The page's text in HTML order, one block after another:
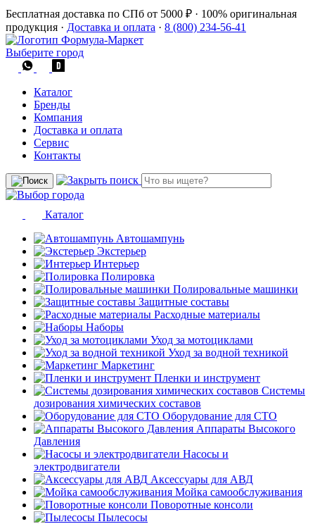
Бесплатная доставка по СПб от 5000 ₽ · 100% оригинальная
продукция · Доставка и оплата · 8 (800) 234-56-41
Выберите город
Каталог
Бренды
Компания
Доставка и оплата
Сервис
Контакты
Каталог
Автошампунь
Экстерьер
Интерьер
Полировка
Полировальные машинки
Защитные составы
Расходные материалы
Наборы
Уход за мотоциклами
Уход за водной техникой
Маркетинг
Пленки и инструмент
Системы
дозирования химических составов
Оборудование для СТО
Аппараты Высокого
Давления
Насосы и
электродвигатели
Аксессуары для АВД
Мойка самообслуживания
Поворотные консоли
Пылесосы